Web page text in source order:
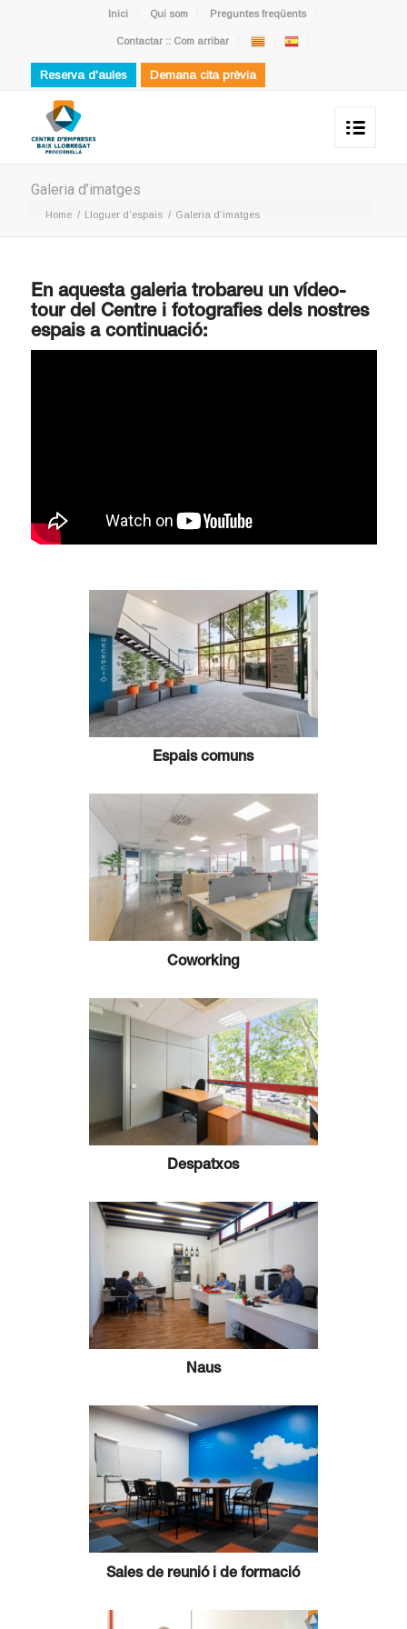
Inici Qui som Preguntes freqüents
Contactar :: Com arribar
Reserva d'aules Demana cita prèvia
Galeria d’imatges
Home / Lloguer d’espais / Galeria d’imatges
En aquesta galeria trobareu un vídeo-
tour del Centre i fotografies dels nostres
espais a continuació:
Espais comuns
Coworking
Despatxos
Naus
Sales de reunió i de formació